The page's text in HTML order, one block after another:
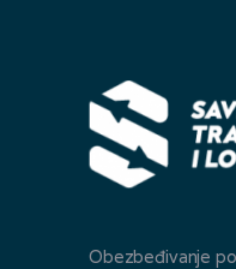
Obezbeđivanje